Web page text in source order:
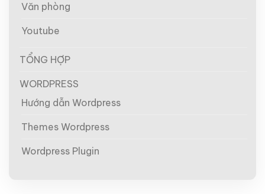
Văn phòng
Youtube
TỔNG HỢP
WORDPRESS
Hướng dẫn Wordpress
Themes Wordpress
Wordpress Plugin